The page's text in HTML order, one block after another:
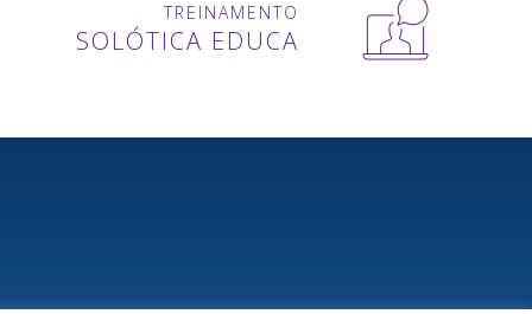
TREINAMENTO
SOLÓTICA EDUCA